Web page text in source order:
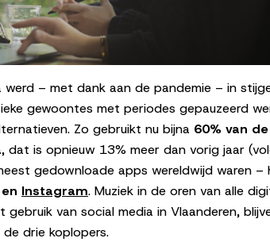
– met dank aan de pandemie – in
gewoontes met periodes gepauzeerd
Zo gebruikt nu bijna 60% van de
, dat is opnieuw 13% meer dan vorig jaar
gedownloade apps wereldwijd waren –
en Instagram. Muziek in de oren van alle
gebruik van social media in Vlaanderen,
drie koplopers.